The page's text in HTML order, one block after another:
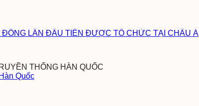
LẦN ĐẦU TIÊN ĐƯỢC TỔ CHỨC TẠI CHÂU Á
Quốc